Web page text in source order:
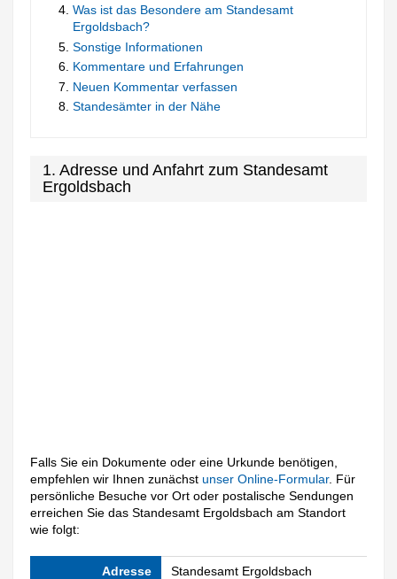
Was ist das Besondere am Standesamt
Ergoldsbach?
Sonstige Informationen
Kommentare und Erfahrungen
Neuen Kommentar verfassen
Standesämter in der Nähe
1. Adresse und Anfahrt zum Standesamt
Ergoldsbach
Falls Sie ein Dokumente oder eine Urkunde benötigen,
empfehlen wir Ihnen zunächstunser Online-Formular. Für
persönliche Besuche vor Ort oder postalische Sendungen
erreichen Sie das Standesamt Ergoldsbach am Standort
wie folgt:
Adresse Standesamt Ergoldsbach